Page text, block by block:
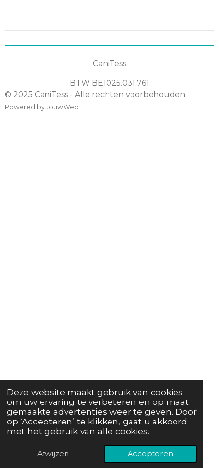
Deze website maakt gebruik van cookies
om uw ervaring te verbeteren en op maat
gemaakte advertenties weer te geven. Door
op ‘Accepteren’ te klikken, gaat u akkoord
met het gebruik van alle cookies.
Afwijzen Accepteren
CaniTess
BTW BE1025.031.761
© 2025 CaniTess - Alle rechten voorbehouden.
Powered byJouwWeb